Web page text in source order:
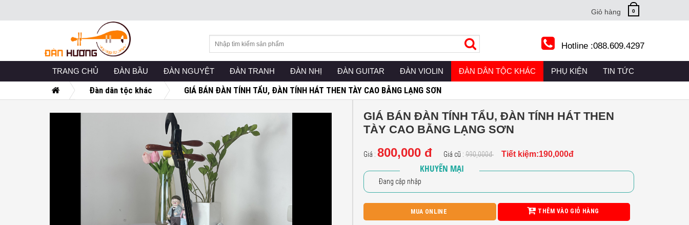
to
Giỏ hàng 0
Hotline :088.609.4297
TRANG CHỦ (CURRENT)
ĐÀN BẦU (CURRENT)
ĐÀN NGUYỆT (CURRENT)
ĐÀN TRANH (CURRENT)
ĐÀN NHỊ (CURRENT)
ĐÀN GUITAR (CURRENT)
ĐÀN VIOLIN (CURRENT)
ĐÀN DÂN TỘC KHÁC (CURRENT)
PHỤ KIỆN (CURRENT)
TIN TỨC
Đàn dân tộc khác GIÁ BÁN ĐÀN TÍNH TẨU, ĐÀN TÍNH HÁT THEN TÀY CAO BẰNG LẠNG SƠN
GIÁ BÁN ĐÀN TÍNH TẨU, ĐÀN TÍNH HÁT THEN
TÀY CAO BẰNG LẠNG SƠN
Giá : 800,000 đ Giá cũ : 990,000đ Tiết kiệm:190,000đ
KHUYẾN MẠI
Đang cập nhập
MUA ONLINE THÊM VÀO GIỎ HÀNG